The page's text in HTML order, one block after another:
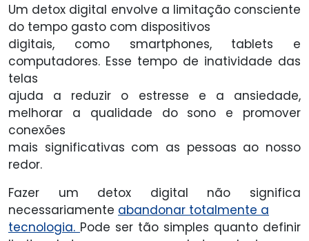
Um detox digital envolve a limitação consciente
do tempo gasto com dispositivos
digitais, como smartphones, tablets e
computadores. Esse tempo de inatividade das
telas
ajuda a reduzir o estresse e a ansiedade,
melhorar a qualidade do sono e promover
conexões
mais significativas com as pessoas ao nosso
redor.
Fazer um detox digital não significa
necessariamente abandonar totalmente a
tecnologia. Pode ser tão simples quanto definir